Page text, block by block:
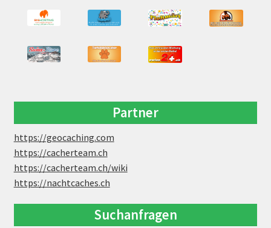
Partner
https://geocaching.com
https://cacherteam.ch
https://cacherteam.ch/wiki
https://nachtcaches.ch
Suchanfragen